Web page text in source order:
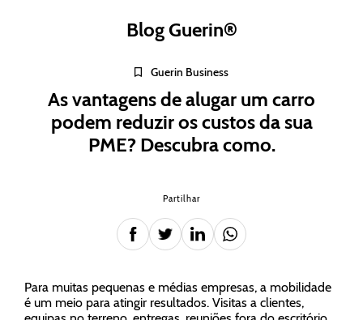
Blog Guerin®
Guerin Business
As vantagens de alugar um carro
podem reduzir os custos da sua
PME? Descubra como.
Partilhar
Para muitas pequenas e médias empresas, a mobilidade
é um meio para atingir resultados. Visitas a clientes,